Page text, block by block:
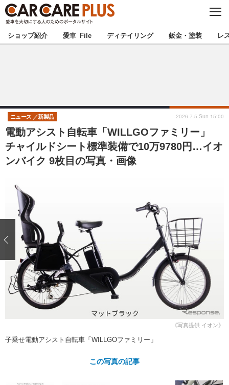
C
S
E
★カーケアプラス認定★ 厳選プロショップを地域から探す
甲信越 北陸
東海 関西
中国
注目の記事
ショップレポート 愛車 File
自動車豆知識 ストップ！不具合修理＆粗悪修理
鈑金・塗装
ディテイリング
ディテイリング 洗車
ヘッドライト磨き コーティング
フィルム・ラッピング
鈑金・塗装
小キズ直し 防錆
特集記事
ストップ 不具合修理＆粗悪修理
カーメーカー「旧車」関連プロジェ
クト
ショップ紹介
カーメーカー「旧車」関連プロジ
イベント
ショップ紹介 愛車 File ディテイリング 鈑金・塗装 レ
電動アシスト自転車「WILLGOファミリー」
チャイルドシート標準装備で10万9780円…イオ
ンバイク 9枚目の写真・画像
ニュース 新製品 2026.7.5 Sun 15:00
《写真提供 イオン》
子乗せ電動アシスト自転車「WILLGOファミリー」
この写真の記事